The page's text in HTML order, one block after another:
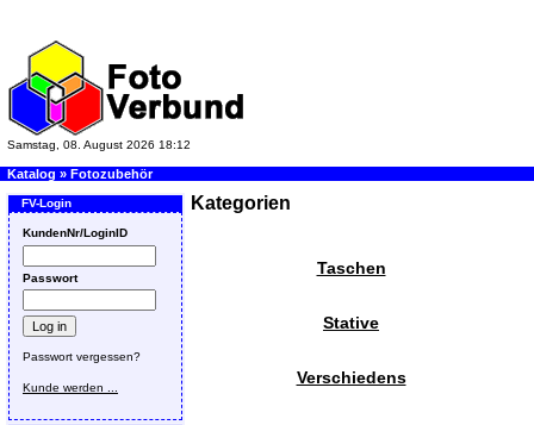
Samstag, 08. August 2026 18:12
Katalog » Fotozubehör
FV-Login
KundenNr/LoginID
Passwort
Passwort vergessen?
Kunde werden ...
Kategorien
Taschen
Stative
Verschiedens